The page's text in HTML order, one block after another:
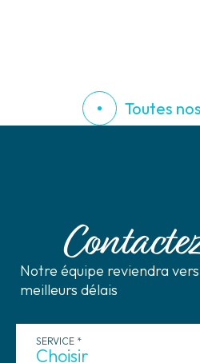
Toutes
Notre équipe reviendra vers
meilleurs délais
SERVICE